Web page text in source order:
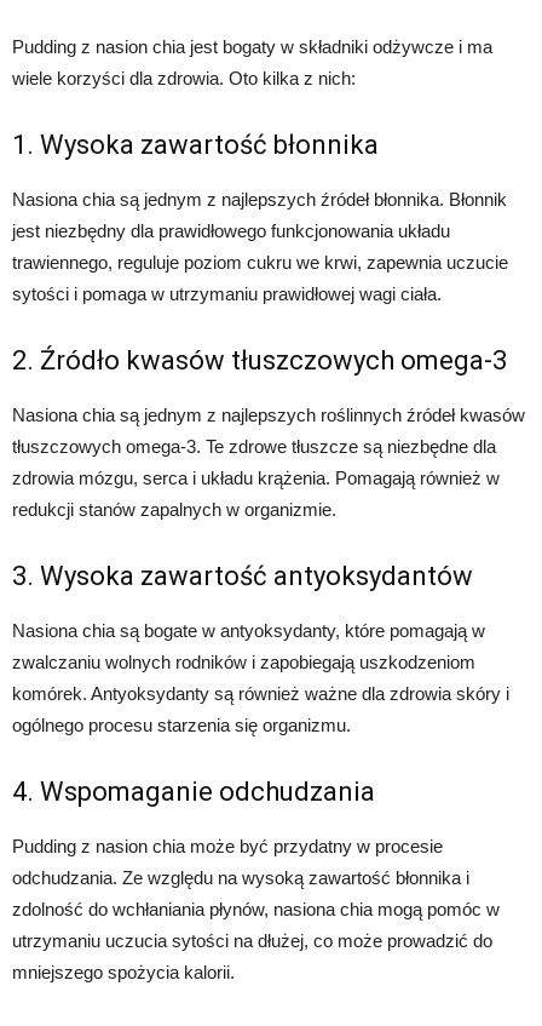
Pudding z nasion chia jest bogaty w składniki odżywcze i ma
wiele korzyści dla zdrowia. Oto kilka z nich:
1. Wysoka zawartość błonnika
Nasiona chia są jednym z najlepszych źródeł błonnika. Błonnik
jest niezbędny dla prawidłowego funkcjonowania układu
trawiennego, reguluje poziom cukru we krwi, zapewnia uczucie
sytości i pomaga w utrzymaniu prawidłowej wagi ciała.
2. Źródło kwasów tłuszczowych omega-3
Nasiona chia są jednym z najlepszych roślinnych źródeł kwasów
tłuszczowych omega-3. Te zdrowe tłuszcze są niezbędne dla
zdrowia mózgu, serca i układu krążenia. Pomagają również w
redukcji stanów zapalnych w organizmie.
3. Wysoka zawartość antyoksydantów
Nasiona chia są bogate w antyoksydanty, które pomagają w
zwalczaniu wolnych rodników i zapobiegają uszkodzeniom
komórek. Antyoksydanty są również ważne dla zdrowia skóry i
ogólnego procesu starzenia się organizmu.
4. Wspomaganie odchudzania
Pudding z nasion chia może być przydatny w procesie
odchudzania. Ze względu na wysoką zawartość błonnika i
zdolność do wchłaniania płynów, nasiona chia mogą pomóc w
utrzymaniu uczucia sytości na dłużej, co może prowadzić do
mniejszego spożycia kalorii.